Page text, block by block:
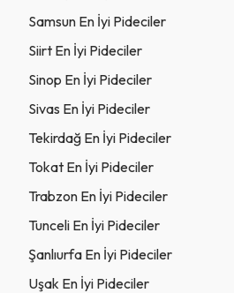
Samsun En İyi Pideciler
Siirt En İyi Pideciler
Sinop En İyi Pideciler
Sivas En İyi Pideciler
Tekirdağ En İyi Pideciler
Tokat En İyi Pideciler
Trabzon En İyi Pideciler
Tunceli En İyi Pideciler
Şanlıurfa En İyi Pideciler
Uşak En İyi Pideciler